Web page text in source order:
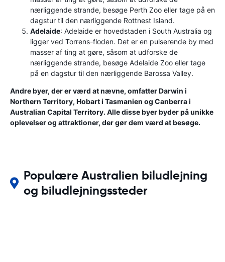
nærliggende strande, besøge Perth Zoo eller tage på en
dagstur til den nærliggende Rottnest Island.
Adelaide: Adelaide er hovedstaden i South Australia og
ligger ved Torrens-floden. Det er en pulserende by med
masser af ting at gøre, såsom at udforske de
nærliggende strande, besøge Adelaide Zoo eller tage
på en dagstur til den nærliggende Barossa Valley.
Andre byer, der er værd at nævne, omfatter Darwin i
Northern Territory, Hobart i Tasmanien og Canberra i
Australian Capital Territory. Alle disse byer byder på unikke
oplevelser og attraktioner, der gør dem værd at besøge.
Populære Australien biludlejning
og biludlejningssteder